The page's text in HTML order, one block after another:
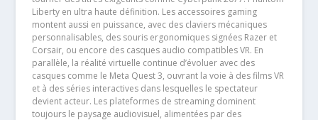
Liberty en ultra haute définition. Les accessoires gaming
montent aussi en puissance, avec des claviers mécaniques
personnalisables, des souris ergonomiques signées Razer et
Corsair, ou encore des casques audio compatibles VR. En
parallèle, la réalité virtuelle continue d’évoluer avec des
casques comme le Meta Quest 3, ouvrant la voie à des films VR
et à des séries interactives dans lesquelles le spectateur
devient acteur. Les plateformes de streaming dominent
toujours le paysage audiovisuel, alimentées par des